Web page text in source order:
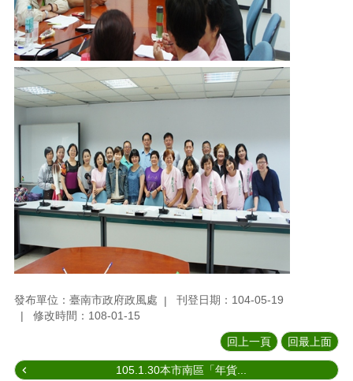
發布單位：臺南市政府政風處
刊登日期：104-05-19
修改時間：108-01-15
回上一頁 回最上面
105.1.30本市南區「年貨...